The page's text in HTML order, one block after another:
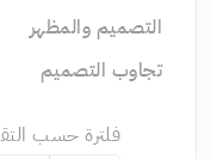
التصميم والمظهر
تجاوب التصميم
فلترة حسب